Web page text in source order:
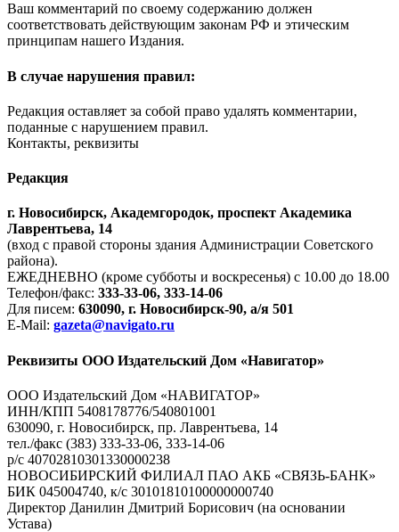
Ваш комментарий по своему содержанию должен
соответствовать действующим законам РФ и этическим
принципам нашего Издания.
В случае нарушения правил:
Редакция оставляет за собой право удалять комментарии,
поданные с нарушением правил.
Контакты, реквизиты
Редакция
г. Новосибирск, Академгородок, проспект Академика
Лаврентьева, 14
(вход с правой стороны здания Администрации Советского
района).
ЕЖЕДНЕВНО (кроме субботы и воскресенья) с 10.00 до 18.00
Телефон/факс: 333-33-06, 333-14-06
Для писем: 630090, г. Новосибирск-90, а/я 501
E-Mail: gazeta@navigato.ru
Реквизиты ООО Издательский Дом «Навигатор»
ООО Издательский Дом «НАВИГАТОР»
ИНН/КПП 5408178776/540801001
630090, г. Новосибирск, пр. Лаврентьева, 14
тел./факс (383) 333-33-06, 333-14-06
р/с 40702810301330000238
НОВОСИБИРСКИЙ ФИЛИАЛ ПАО АКБ «СВЯЗЬ-БАНК»
БИК 045004740, к/с 30101810100000000740
Директор Данилин Дмитрий Борисович (на основании
Устава)